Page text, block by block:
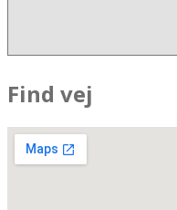
Find vej